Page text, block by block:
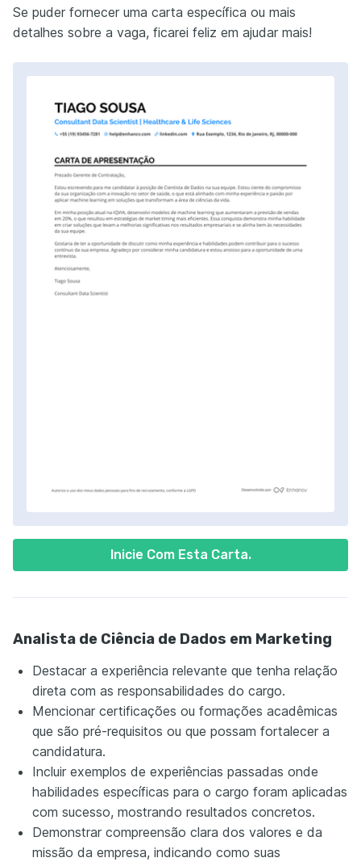
Inicie Com Esta Carta.
Se puder fornecer uma carta específica ou mais
detalhes sobre a vaga, ficarei feliz em ajudar mais!
Analista de Ciência de Dados em Marketing
Destacar a experiência relevante que tenha relação
direta com as responsabilidades do cargo.
Mencionar certificações ou formações acadêmicas
que são pré-requisitos ou que possam fortalecer a
candidatura.
Incluir exemplos de experiências passadas onde
habilidades específicas para o cargo foram aplicadas
com sucesso, mostrando resultados concretos.
Demonstrar compreensão clara dos valores e da
missão da empresa, indicando como suas